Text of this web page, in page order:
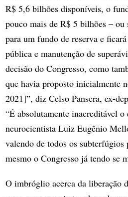
R$ 5,6 bilhões disponíveis, o
pouco mais de R$ 5 bilhões –
para um fundo de reserva e
pública e manutenção de
decisão do Congresso, como
que havia proposto inicialmente
2021]”, diz Celso Pansera, ex-
“É absolutamente inacreditável
neurocientista Luiz Eugênio
valendo de todos os
mesmo o Congresso já tendo se
O imbróglio acerca da liberação